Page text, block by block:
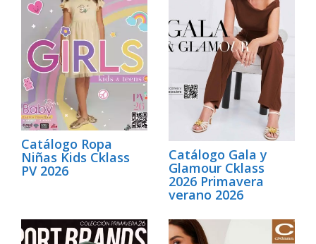
Catálogo Ropa
Niñas Kids Cklass
PV 2026
Catálogo Gala y
Glamour Cklass
2026 Primavera
verano 2026